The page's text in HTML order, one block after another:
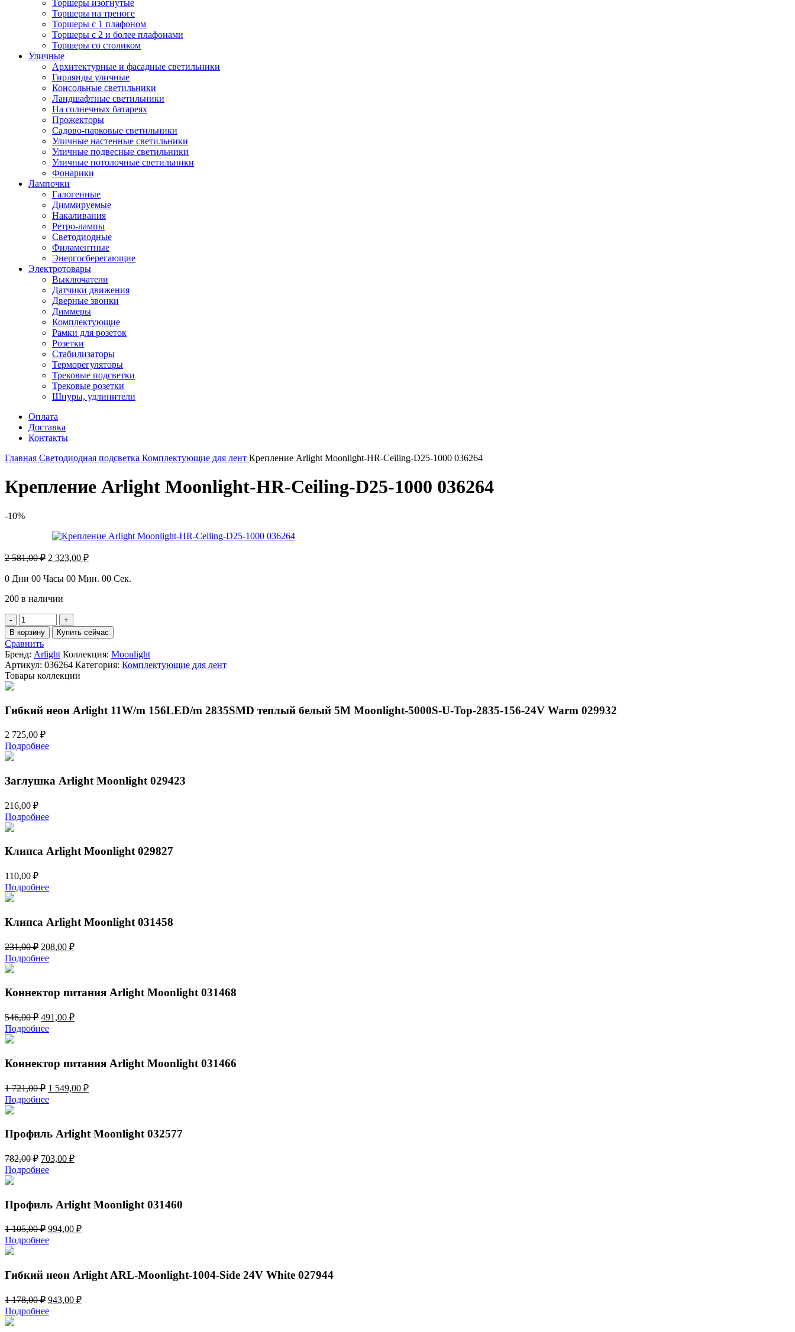
Торшеры изогнутые
Торшеры на треноге
Торшеры с 1 плафоном
Торшеры с 2 и более плафонами
Торшеры со столиком
Уличные
Архитектурные и фасадные светильники
Гирлянды уличные
Консольные светильники
Ландшафтные светильники
На солнечных батареях
Прожекторы
Садово-парковые светильники
Уличные настенные светильники
Уличные подвесные светильники
Уличные потолочные светильники
Фонарики
Лампочки
Галогенные
Диммируемые
Накаливания
Ретро-лампы
Светодиодные
Филаментные
Энергосберегающие
Электротовары
Выключатели
Датчики движения
Дверные звонки
Диммеры
Комплектующие
Рамки для розеток
Розетки
Стабилизаторы
Терморегуляторы
Трековые подсветки
Трековые розетки
Шнуры, удлинители
Оплата
Доставка
Контакты
Главная Светодиодная подсветка Комплектующие для лент Крепление Arlight Moonlight-HR-Ceiling-D25-1000 036264
Крепление Arlight Moonlight-HR-Ceiling-D25-1000 036264
-10%
2 581,00₽ Первоначальная
составляла
581,00 ₽.
2 323,00 ₽Текущая
2
0 Дни 00 Часы 00 Мин. 00 Сек.
200 в наличии
Количество
товара
Крепление
Arlight
Moonlight-
HR-
Ceiling-
036264
В корзину Купить сейчас
Сравнить
Бренд: Arlight Коллекция: Moonlight
Артикул: 036264 Категория: Комплектующие для лент
Товары коллекции
Гибкий неон Arlight 11W/m 156LED/m 2835SMD теплый белый 5M Moonlight-5000S-U-Top-2835-156-24V Warm 029932
2 725,00 ₽
Подробнее
Заглушка Arlight Moonlight 029423
216,00 ₽
Подробнее
Клипса Arlight Moonlight 029827
110,00 ₽
Подробнее
Клипса Arlight Moonlight 031458
231,00₽ Первоначальная
цена
составляла
208,00 ₽Текущая
Подробнее
Коннектор питания Arlight Moonlight 031468
546,00₽ Первоначальная
цена
составляла
491,00 ₽Текущая
Подробнее
Коннектор питания Arlight Moonlight 031466
1 721,00₽ Первоначальная
цена
составляла
721,00 ₽.
1 549,00 ₽Текущая
Подробнее
Профиль Arlight Moonlight 032577
782,00₽ Первоначальная
цена
составляла
703,00 ₽Текущая
Подробнее
Профиль Arlight Moonlight 031460
1 105,00₽ Первоначальная
цена
составляла
105,00 ₽.
994,00 ₽Текущая
Подробнее
Гибкий неон Arlight ARL-Moonlight-1004-Side 24V White 027944
1 178,00₽ Первоначальная
цена
составляла
943,00 ₽Текущая
Подробнее